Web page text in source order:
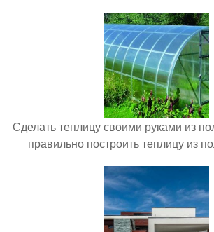
Сделать теплицу своими руками из
правильно построить теплицу из